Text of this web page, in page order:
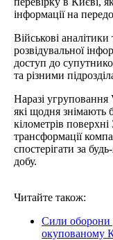
інформації на
Військові
розвідувальної
доступ до
та різними
Наразі угруповання
які щодня знімають
кілометрів
трансформації
спостерігати за
добу.
Читайте також:
Сили оборони
окупованому